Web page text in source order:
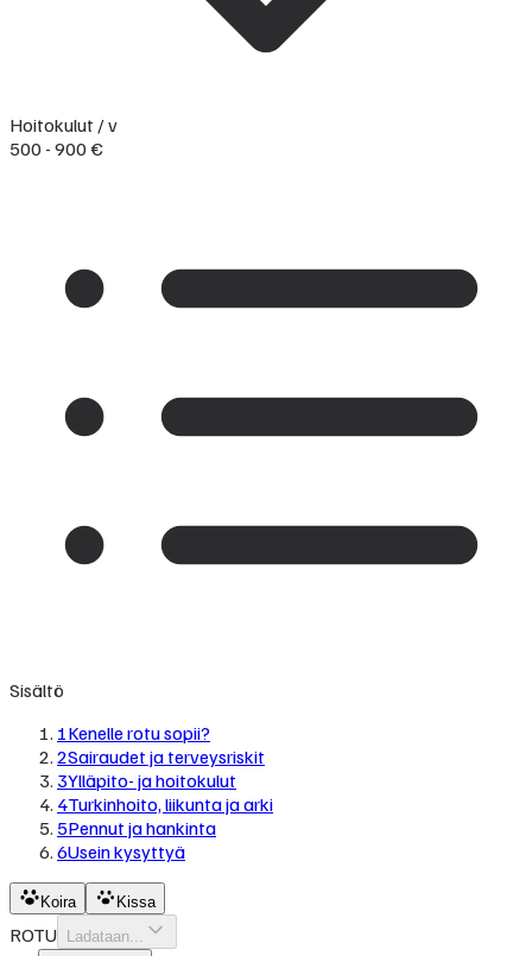
Hoitokulut / v
500 - 900 €
Sisältö
1Kenelle rotu sopii?
2Sairaudet ja terveysriskit
3Ylläpito- ja hoitokulut
4Turkinhoito, liikunta ja arki
5Pennut ja hankinta
6Usein kysyttyä
Koira Kissa
ROTU Ladataan...